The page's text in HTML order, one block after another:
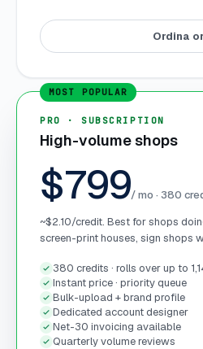
Ordina
PRO · SUBSCRIPTION
High-volume shops
$799/ mo ·380
~$2.10/credit. Best for shops
screen-print houses, sign shops
380 credits · rolls over up to
Instant price · priority queue
Bulk-upload + brand profile
Dedicated account designer
Net-30 invoicing available
Quarterly volume reviews